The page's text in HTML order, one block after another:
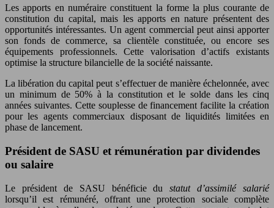
Les apports en numéraire constituent la forme la plus courante de
constitution du capital, mais les apports en nature présentent des
opportunités intéressantes. Un agent commercial peut ainsi apporter
son fonds de commerce, sa clientèle constituée, ou encore ses
équipements professionnels. Cette valorisation d’actifs existants
optimise la structure bilancielle de la société naissante.
La libération du capital peut s’effectuer de manière échelonnée, avec
un minimum de 50% à la constitution et le solde dans les cinq
années suivantes. Cette souplesse de financement facilite la création
pour les agents commerciaux disposant de liquidités limitées en
phase de lancement.
Président de SASU et rémunération par dividendes
ou salaire
Le président de SASU bénéficie dustatut d’assimilé salarié
lorsqu’il est rémunéré, offrant une protection sociale complète